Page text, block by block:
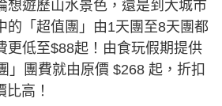
想遊歷山水景色，還是到大城市
的「超值團」由1天團至8天團都
更低至$88起！由食玩假期提供
」團費就由原價 $268 起，折扣
高！